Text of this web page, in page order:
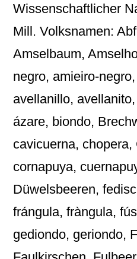
Wissenschaftlicher
Mill. Volksnamen:
Amselbaum,
negro, amieiro-
avellanillo,
ázare, biondo,
cavicuerna, chopera,
cornapuya,
Düwelsbeeren,
frángula, fràngula,
gediondo, geriondo,